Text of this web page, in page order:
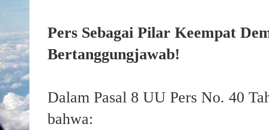
Pers Sebagai Pilar Keempat
Bertanggungjawab!
Dalam Pasal 8 UU Pers No. 40
bahwa: